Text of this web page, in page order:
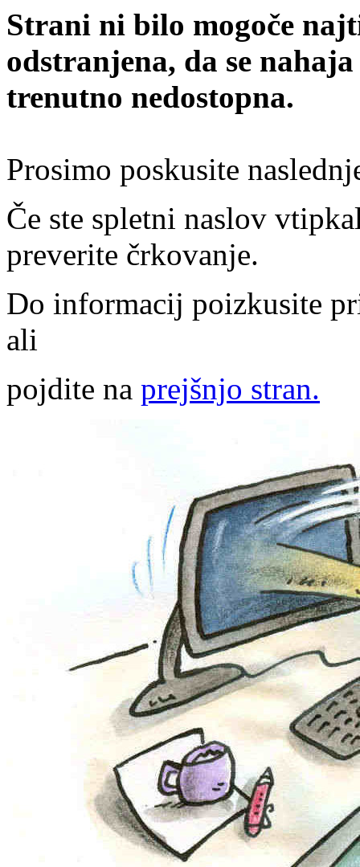
Strani ni bilo mogoče
odstranjena, da se
trenutno nedostopna.
Prosimo poskusite
Če ste spletni naslov
preverite črkovanje.
Do informacij poizkusite
ali
pojdite na prejšnjo stran.